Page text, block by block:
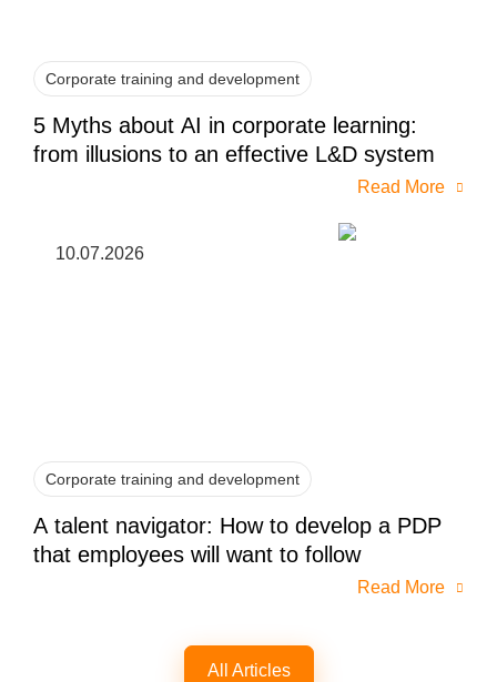
Corporate training and development
5 Myths about AI in corporate learning:
from illusions to an effective L&D system
Read More
10.07.2026
Corporate training and development
A talent navigator: How to develop a PDP
that employees will want to follow
Read More
All Articles